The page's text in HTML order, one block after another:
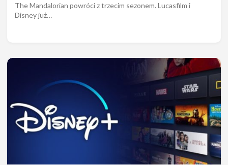
The Mandalorian powróci z trzecim sezonem. Lucasfilm i
Disney już…